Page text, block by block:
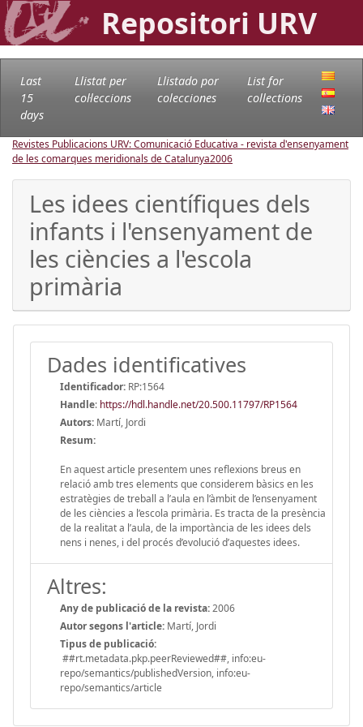
Repositori URV
Last
15
days
Llistat per
col·leccions
Llistado por
colecciones
List for
collections
Revistes Publicacions URV: Comunicació Educativa - revista d'ensenyament
de les comarques meridionals de Catalunya2006
Les idees científiques dels
infants i l'ensenyament de
les ciències a l'escola
primària
Dades identificatives
Identificador: RP:1564
Handle: https://hdl.handle.net/20.500.11797/RP1564
Autors: Martí, Jordi
Resum:
En aquest article presentem unes reflexions breus en
relació amb tres elements que considerem bàsics en les
estratègies de treball a l’aula en l’àmbit de l’ensenyament
de les ciències a l’escola primària. Es tracta de la presència
de la realitat a l’aula, de la importància de les idees dels
nens i nenes, i del procés d’evolució d’aquestes idees.
Altres:
Any de publicació de la revista:2006
Autor segons l'article: Martí, Jordi
Tipus de publicació:
##rt.metadata.pkp.peerReviewed##, info:eu-
repo/semantics/publishedVersion, info:eu-
repo/semantics/article